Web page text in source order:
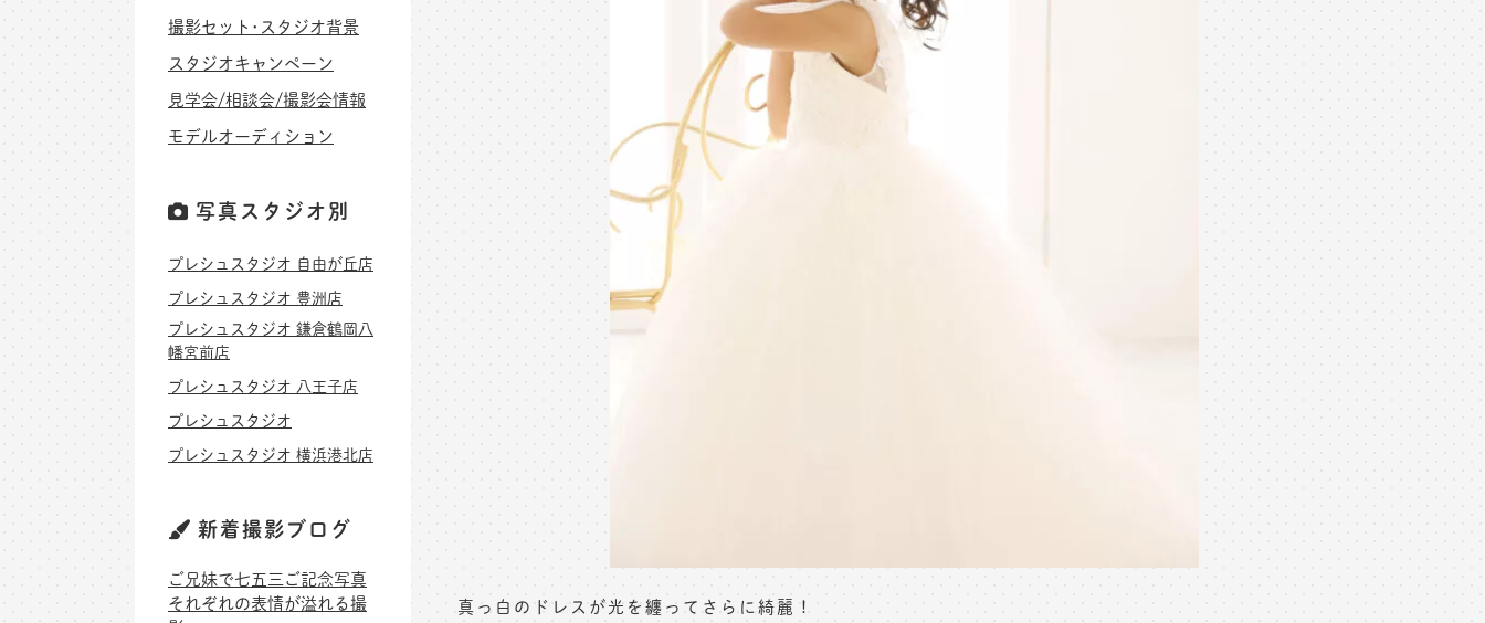
真っ白のドレスが光を纏ってさらに綺麗！
撮影セット･スタジオ背景
スタジオキャンペーン
見学会/相談会/撮影会情報
モデルオーディション
写真スタジオ別
プレシュスタジオ 自由が丘店
プレシュスタジオ 豊洲店
プレシュスタジオ 鎌倉鶴岡八
幡宮前店
プレシュスタジオ 八王子店
プレシュスタジオ
プレシュスタジオ 横浜港北店
新着撮影ブログ
ご兄妹で七五三ご記念写真
それぞれの表情が溢れる撮